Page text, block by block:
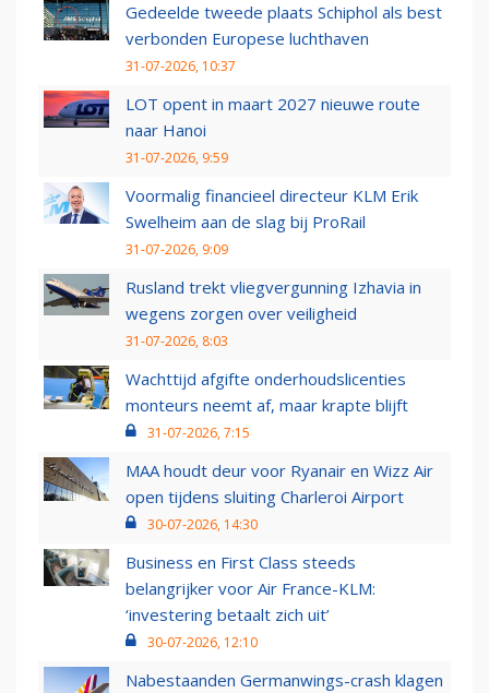
Gedeelde tweede plaats Schiphol als best
verbonden Europese luchthaven
31-07-2026, 10:37
LOT opent in maart 2027 nieuwe route
naar Hanoi
31-07-2026, 9:59
Voormalig financieel directeur KLM Erik
Swelheim aan de slag bij ProRail
31-07-2026, 9:09
Rusland trekt vliegvergunning Izhavia in
wegens zorgen over veiligheid
31-07-2026, 8:03
Wachttijd afgifte onderhoudslicenties
monteurs neemt af, maar krapte blijft
31-07-2026, 7:15
MAA houdt deur voor Ryanair en Wizz Air
open tijdens sluiting Charleroi Airport
30-07-2026, 14:30
Business en First Class steeds
belangrijker voor Air France-KLM:
‘investering betaalt zich uit’
30-07-2026, 12:10
Nabestaanden Germanwings-crash klagen